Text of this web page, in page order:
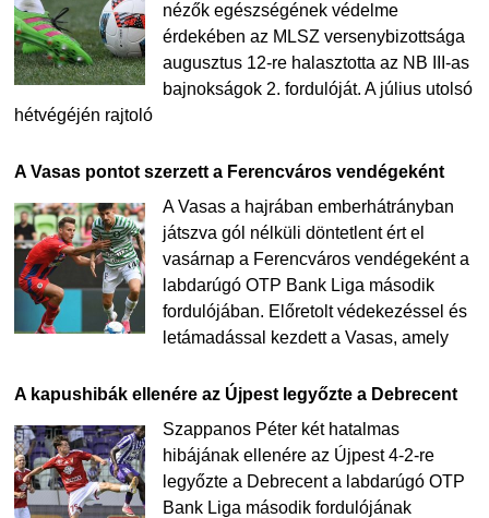
nézők egészségének védelme
érdekében az MLSZ versenybizottsága
augusztus 12-re halasztotta az NB III-as
bajnokságok 2. fordulóját. A július utolsó
hétvégéjén rajtoló
A Vasas pontot szerzett a Ferencváros vendégeként
A Vasas a hajrában emberhátrányban
játszva gól nélküli döntetlent ért el
vasárnap a Ferencváros vendégeként a
labdarúgó OTP Bank Liga második
fordulójában. Előretolt védekezéssel és
letámadással kezdett a Vasas, amely
A kapushibák ellenére az Újpest legyőzte a Debrecent
Szappanos Péter két hatalmas
hibájának ellenére az Újpest 4-2-re
legyőzte a Debrecent a labdarúgó OTP
Bank Liga második fordulójának